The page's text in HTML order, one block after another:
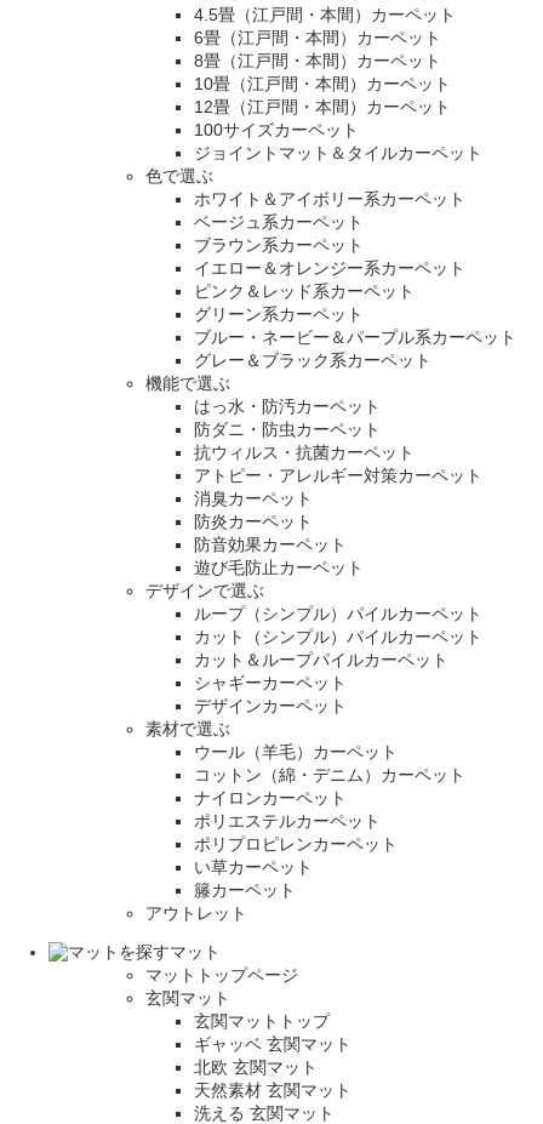
4.5畳（江戸間・本間）カーペット
6畳（江戸間・本間）カーペット
8畳（江戸間・本間）カーペット
10畳（江戸間・本間）カーペット
12畳（江戸間・本間）カーペット
100サイズカーペット
ジョイントマット＆タイルカーペット
色で選ぶ
ホワイト＆アイボリー系カーペット
ベージュ系カーペット
ブラウン系カーペット
イエロー＆オレンジー系カーペット
ピンク＆レッド系カーペット
グリーン系カーペット
ブルー・ネービー＆パープル系カーペット
グレー＆ブラック系カーペット
機能で選ぶ
はっ水・防汚カーペット
防ダニ・防虫カーペット
抗ウィルス・抗菌カーペット
アトピー・アレルギー対策カーペット
消臭カーペット
防炎カーペット
防音効果カーペット
遊び毛防止カーペット
デザインで選ぶ
ループ（シンプル）パイルカーペット
カット（シンプル）パイルカーペット
カット＆ループパイルカーペット
シャギーカーペット
デザインカーペット
素材で選ぶ
ウール（羊毛）カーペット
コットン（綿・デニム）カーペット
ナイロンカーペット
ポリエステルカーペット
ポリプロピレンカーペット
い草カーペット
籐カーペット
アウトレット
マット
マットトップページ
玄関マット
玄関マットトップ
ギャッベ 玄関マット
北欧 玄関マット
天然素材 玄関マット
洗える 玄関マット